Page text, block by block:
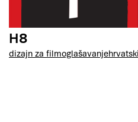
H8
dizajn za filmoglašavanje